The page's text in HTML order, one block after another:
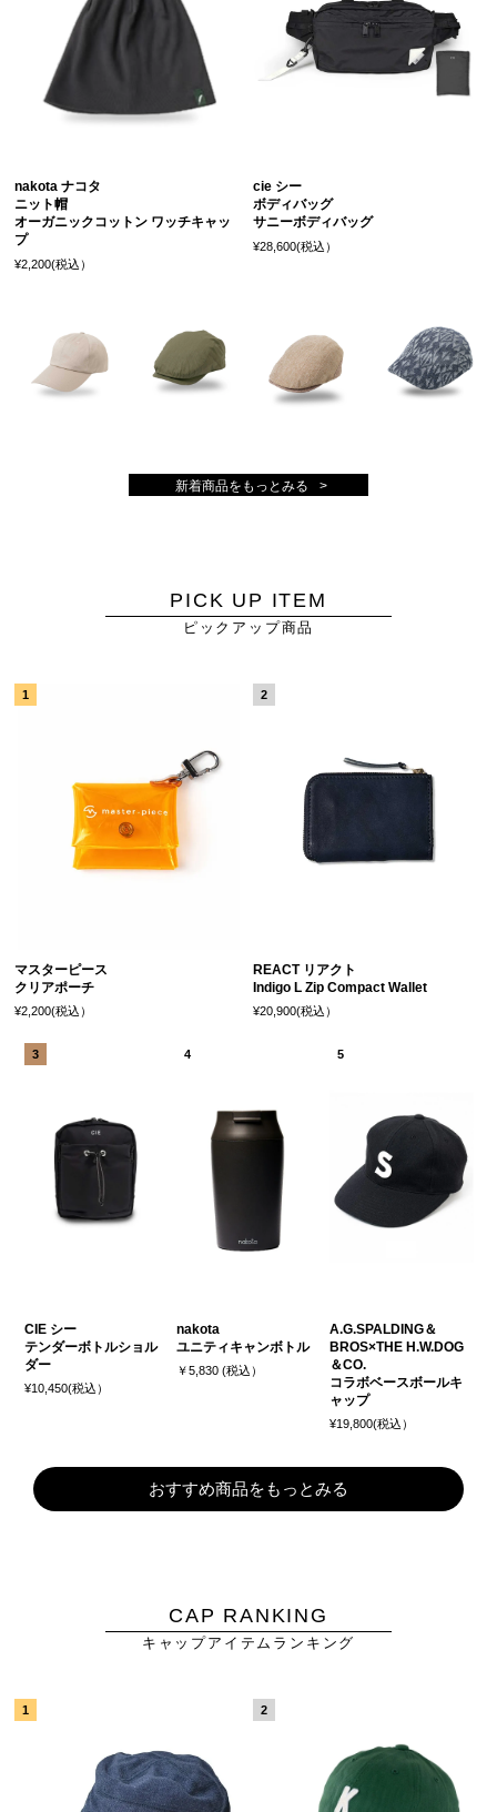
nakota ナコタ
ニット帽
オーガニックコットン ワッチキャッ
プ
¥2,200(税込）
cie シー
ボディバッグ
サニーボディバッグ
¥28,600(税込）
新着商品をもっとみる
PICK UP ITEM
ピックアップ商品
マスターピース
クリアポーチ
¥2,200(税込）
REACT リアクト
Indigo L Zip Compact Wallet
¥20,900(税込）
CIE シー
テンダーボトルショル
ダー
¥10,450(税込）
nakota
ユニティキャンボトル
￥5,830 (税込）
A.G.SPALDING＆
BROS×THE H.W.DOG
＆CO.
コラボベースボールキ
ャップ
¥19,800(税込）
おすすめ商品をもっとみる
CAP RANKING
キャップアイテムランキング